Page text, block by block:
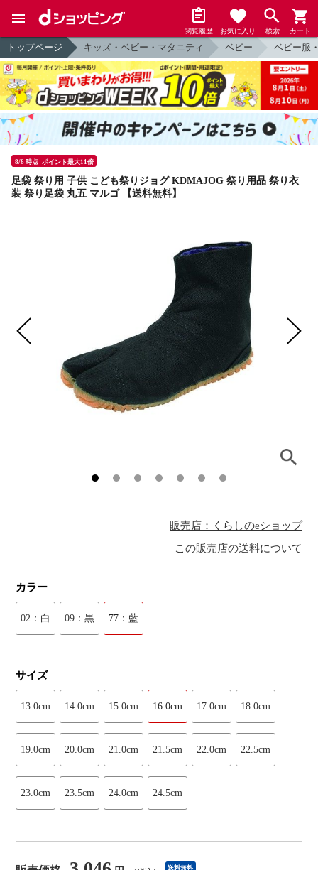
閲覧履歴 お気に入り 検索 カート
トップページ キッズ・ベビー・マタニティ ベビー ベビー服
8/6 時点_ポイント最大11倍
足袋 祭り用 子供 こども祭りジョグ KDMAJOG 祭り用品 祭り衣
装 祭り足袋 丸五 マルゴ 【送料無料】
販売店：くらしのeショップ
この販売店の送料について
カラー
02：白 09：黒 77：藍
サイズ
13.0cm 14.0cm 15.0cm 16.0cm 17.0cm 18.0cm
19.0cm 20.0cm 21.0cm 21.5cm 22.0cm 22.5cm
23.0cm 23.5cm 24.0cm 24.5cm
送料無料